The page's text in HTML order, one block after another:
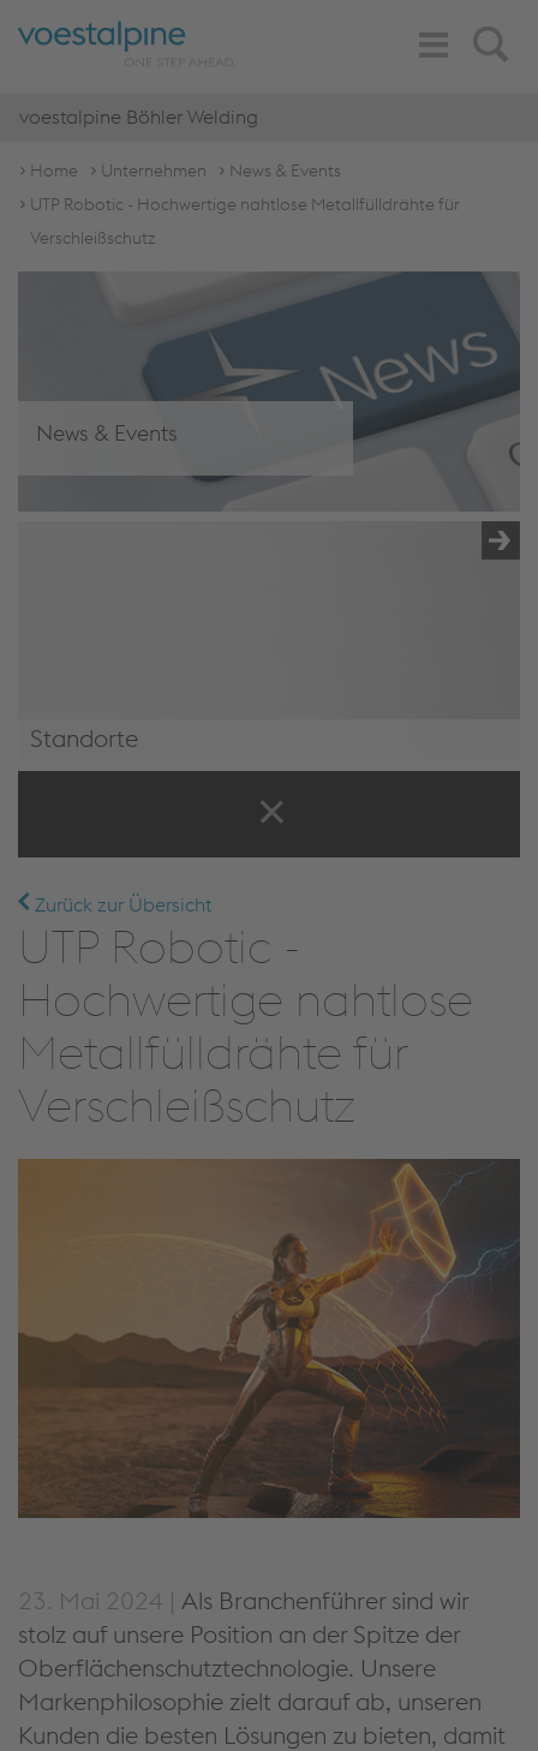
Search
Toggle
Navigation
voestalpine Böhler Welding
Home Unternehmen
News & Events
UTP Robotic - Hochwertige nahtlose Metallfülldrähte für
Verschleißschutz
News & Events
Standorte
Zurück zur Übersicht
UTP Robotic -
Hochwertige nahtlose
Metallfülldrähte für
Verschleißschutz
23. Mai 2024 | Als Branchenführer sind wir
stolz auf unsere Position an der Spitze der
Oberflächenschutztechnologie. Unsere
Markenphilosophie zielt darauf ab, unseren
Kunden die besten Lösungen zu bieten, damit